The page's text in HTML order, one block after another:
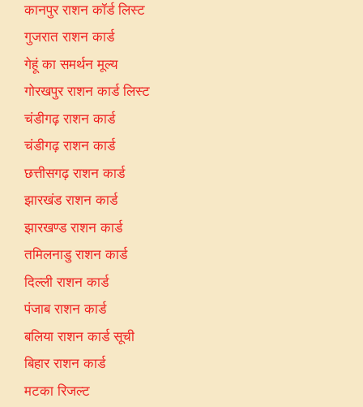
कानपुर राशन कॉर्ड लिस्ट
गुजरात राशन कार्ड
गेहूं का समर्थन मूल्य
गोरखपुर राशन कार्ड लिस्ट
चंडीगढ़ राशन कार्ड
चंडीगढ़ राशन कार्ड
छत्तीसगढ़ राशन कार्ड
झारखंड राशन कार्ड
झारखण्ड राशन कार्ड
तमिलनाडु राशन कार्ड
दिल्ली राशन कार्ड
पंजाब राशन कार्ड
बलिया राशन कार्ड सूची
बिहार राशन कार्ड
मटका रिजल्ट